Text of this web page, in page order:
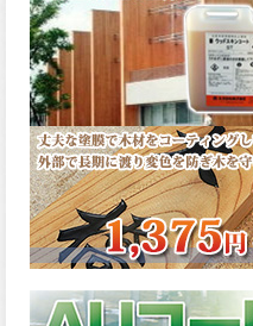
「ラッカー塗料」に抗ウイル
ス機能を追加しバージョンア
ップ、UAV-78700 クリヤーラ
ッカー・ハイフラットが新し
く販売開始致しました。ご購
入はこちらから。
2026.03.03
木の素材感はそのまま活か
し、汚れや日焼け・黄ばみを
防ぐことができる、白木肌2が
新しく販売開始致しました。
2026.03.03